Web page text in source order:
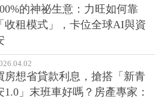
的神祕生意：力旺如何靠
「收租模式」，卡位全球AI與資
房想省貸款利息，搶搭「新青
1.0」末班車好嗎？房產專家：